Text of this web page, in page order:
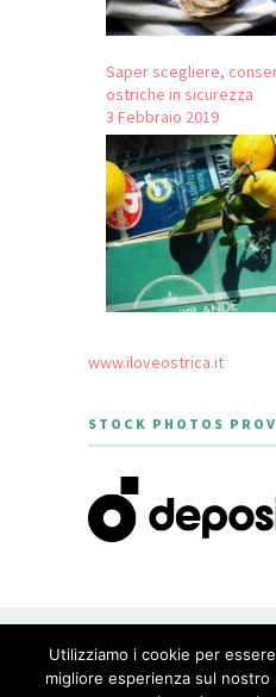
Saper scegliere,
ostriche in sicurezza
3 Febbraio 2019
www.iloveostrica.it
STOCK PHOTOS
GOURMET -
Utilizziamo i cookie per
migliore esperienza sul